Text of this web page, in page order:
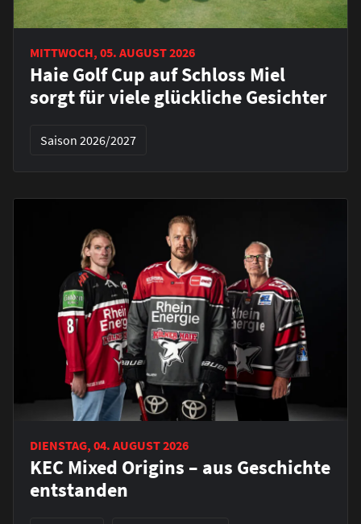
MITTWOCH, 05. AUGUST 2026
Haie Golf Cup auf Schloss Miel
sorgt für viele glückliche Gesichter
Saison 2026/2027
DIENSTAG, 04. AUGUST 2026
KEC Mixed Origins – aus Geschichte
entstanden